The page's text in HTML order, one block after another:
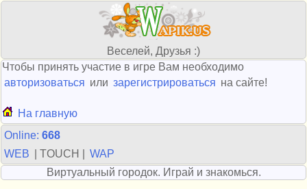
Веселей, Друзья :)
Чтобы принять участие в игре Вам необходимо
авторизоваться или зарегистрироваться на сайте!
На главную
Online: 668
WEB
| TOUCH |
WAP
Виртуальный городок. Играй и знакомься.